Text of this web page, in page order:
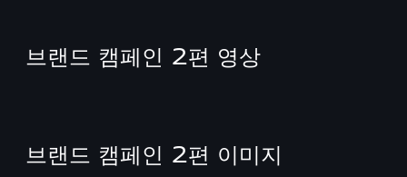
브랜드 캠페인 2편 영상
브랜드 캠페인 2편 이미지